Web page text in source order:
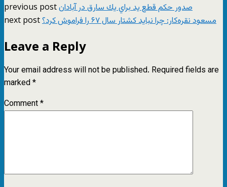
previous postصدور حكم قطع يد براي يك سارق در آبادان
next post مسعود نقره‌کار: چرا نبايد کشتار سال ۶۷ را فراموش کرد؟
Leave a Reply
Your email address will not be published. Required fields are
marked*
Comment*